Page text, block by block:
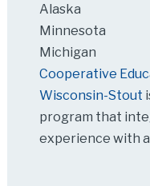
Alaska
Minnesota
Michigan
Cooperative
Wisconsin-Stout
program that
experience with